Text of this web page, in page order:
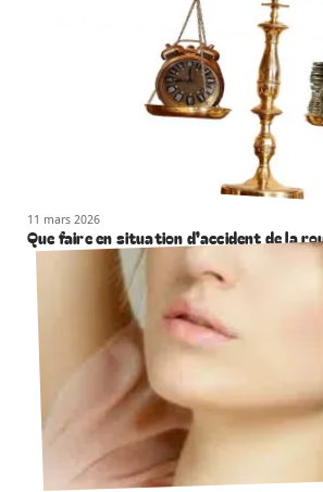
11 mars 2026
Que faire en situation d’accident de la